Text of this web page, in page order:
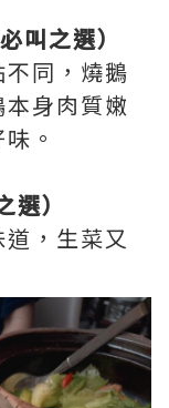
叫之選）
同，燒鵝
身肉質嫩
。
）
，生菜又